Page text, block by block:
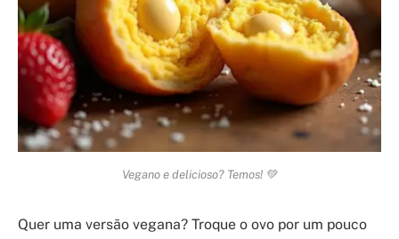
Vegano e delicioso? Temos! 💚
Quer uma versão vegana? Troque o ovo por um pouco